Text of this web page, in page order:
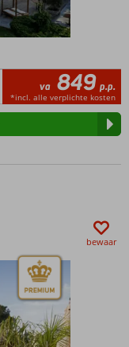
va 849 p.p.
*incl. alle verplichte kosten
bewaar